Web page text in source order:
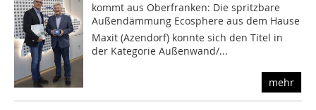
kommt aus Oberfranken: Die spritzbare
Außendämmung Ecosphere aus dem Hause
Maxit (Azendorf) konnte sich den Titel in
der Kategorie Außenwand/...
mehr